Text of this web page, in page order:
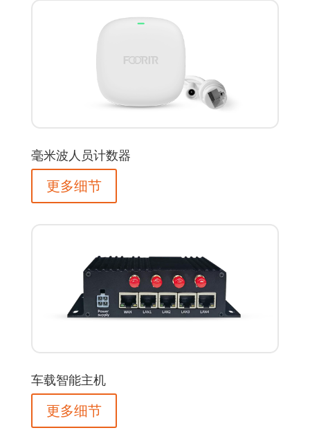
毫米波人员计数器
更多细节
车载智能主机
更多细节